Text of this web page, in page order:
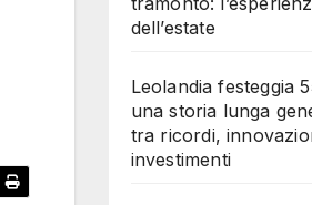
dell’estate
Leolandia festeggia
una storia lunga
tra ricordi,
investimenti